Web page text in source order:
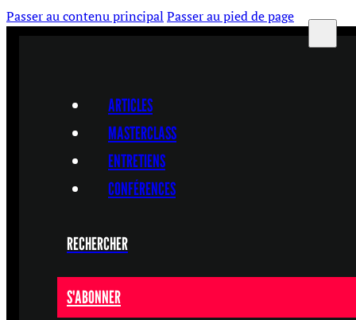
Passer au contenu principal Passer au pied de page
ARTICLES
MASTERCLASS
ENTRETIENS
CONFÉRENCES
RECHERCHER
S'ABONNER